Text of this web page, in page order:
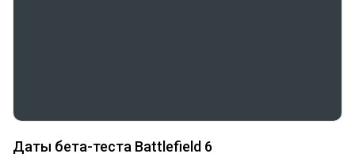
Даты бета-теста Battlefield 6